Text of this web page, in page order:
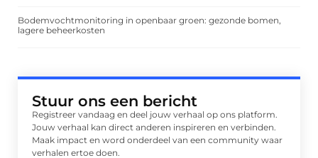
Bodemvochtmonitoring in openbaar groen: gezonde bomen,
lagere beheerkosten
Stuur ons een bericht
Registreer vandaag en deel jouw verhaal op ons platform.
Jouw verhaal kan direct anderen inspireren en verbinden.
Maak impact en word onderdeel van een community waar
verhalen ertoe doen.